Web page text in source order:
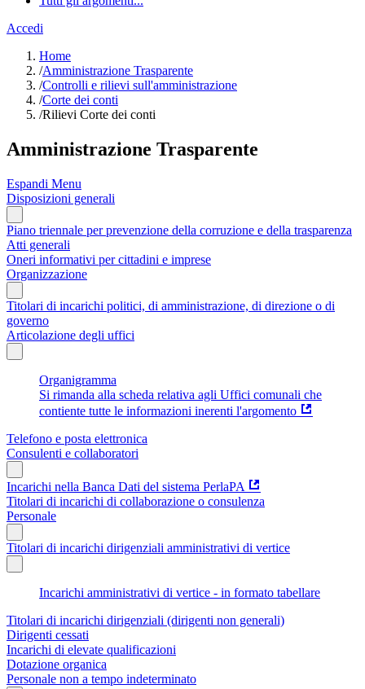
Accedi
Home
/Amministrazione Trasparente
/Controlli e rilievi sull'amministrazione
/Corte dei conti
/Rilievi Corte dei conti
Amministrazione Trasparente
Espandi Menu
Disposizioni generali
Piano triennale per prevenzione della corruzione e della trasparenza
Atti generali
Oneri informativi per cittadini e imprese
Organizzazione
Titolari di incarichi politici, di amministrazione, di direzione o di
governo
Articolazione degli uffici
Organigramma
Si rimanda alla scheda relativa agli Uffici comunali che
contiente tutte le informazioni inerenti l'argomento
Telefono e posta elettronica
Consulenti e collaboratori
Incarichi nella Banca Dati del sistema PerlaPA
Titolari di incarichi di collaborazione o consulenza
Personale
Titolari di incarichi dirigenziali amministrativi di vertice
Incarichi amministrativi di vertice - in formato tabellare
Titolari di incarichi dirigenziali (dirigenti non generali)
Dirigenti cessati
Incarichi di elevate qualificazioni
Dotazione organica
Personale non a tempo indeterminato